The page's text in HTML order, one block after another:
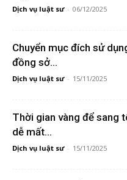
Dịch vụ luật sư - 06/12/2025
Chuyển mục đích sử
đồng sở...
Dịch vụ luật sư - 15/11/2025
Thời gian vàng để sang
dễ mất...
Dịch vụ luật sư - 15/11/2025